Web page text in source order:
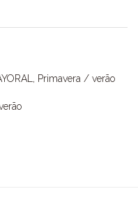
, Primavera / verão